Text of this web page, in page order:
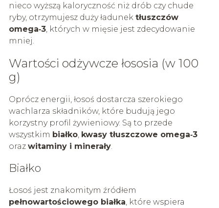
nieco wyższą kaloryczność niż drób czy chude
ryby, otrzymujesz duży ładunek tłuszczów
omega‑3, których w mięsie jest zdecydowanie
mniej.
Wartości odżywcze łososia (w 100
g)
Oprócz energii, łosoś dostarcza szerokiego
wachlarza składników, które budują jego
korzystny profil żywieniowy. Są to przede
wszystkim białko, kwasy tłuszczowe omega‑3
oraz witaminy i minerały.
Białko
Łosoś jest znakomitym źródłem
pełnowartościowego białka, które wspiera